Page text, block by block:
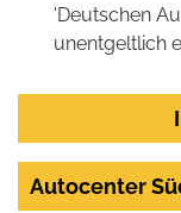
'Deutschen
unentgeltlich
Autocenter